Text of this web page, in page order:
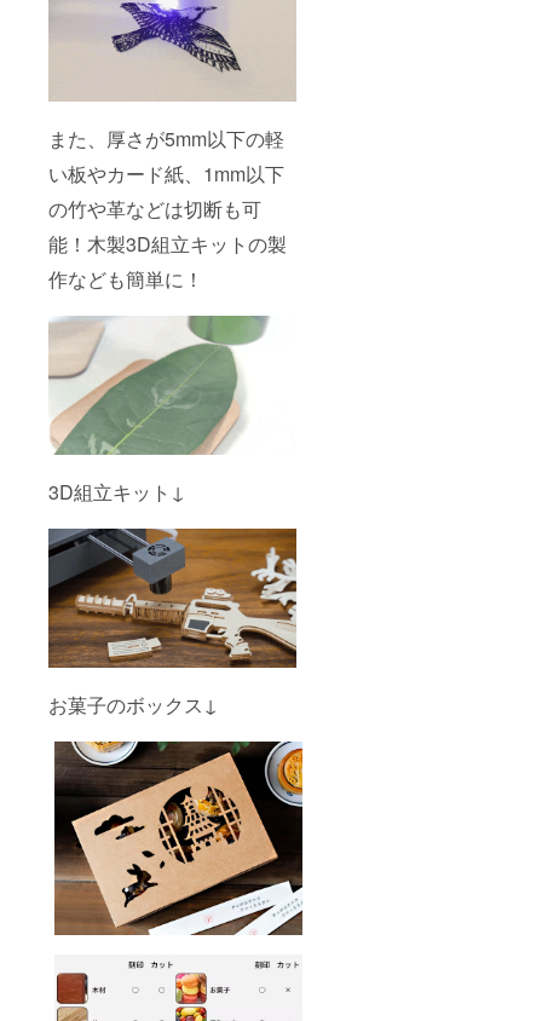
また、厚さが5mm以下の軽
い板やカード紙、1mm以下
の竹や革などは切断も可
能！木製3D組立キットの製
作なども簡単に！
3D組立キット↓
お菓子のボックス↓